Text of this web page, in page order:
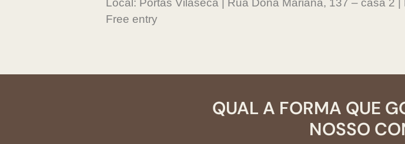
Local: Portas Vilaseca | Rua Dona Mariana, 137 – casa 2
Free entry
QUAL A FORMA QUE
NOSSO